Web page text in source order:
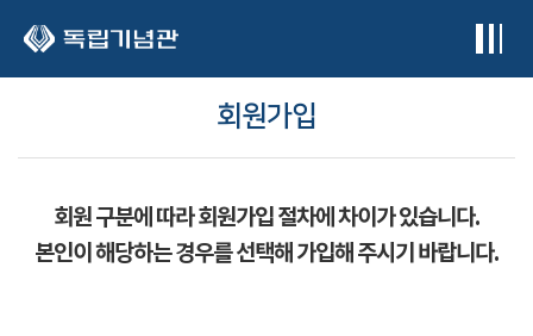
회원가입
회원 구분에 따라 회원가입 절차에 차이가 있습니다.
본인이 해당하는 경우를 선택해 가입해 주시기 바랍니다.